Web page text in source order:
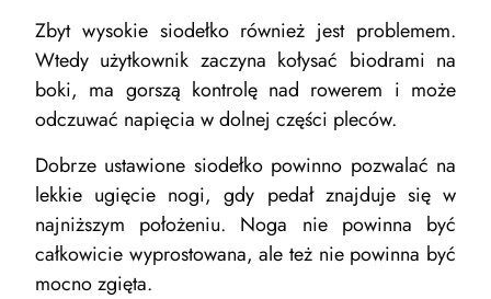
Zbyt wysokie siodełko również jest problemem.
Wtedy użytkownik zaczyna kołysać biodrami na
boki, ma gorszą kontrolę nad rowerem i może
odczuwać napięcia w dolnej części pleców.
Dobrze ustawione siodełko powinno pozwalać na
lekkie ugięcie nogi, gdy pedał znajduje się w
najniższym położeniu. Noga nie powinna być
całkowicie wyprostowana, ale też nie powinna być
mocno zgięta.